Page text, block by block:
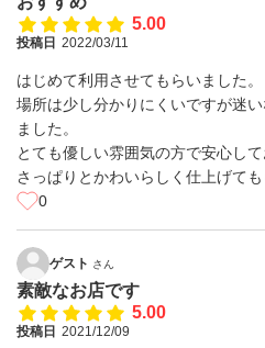
5.00
投稿日 2022/03/11
はじめて利用させてもらいました。
場所は少し分かりにくいですが迷
ました。
とても優しい雰囲気の方で安心し
さっぱりとかわいらしく仕上げても
0
ゲスト さん
素敵なお店です
5.00
投稿日 2021/12/09